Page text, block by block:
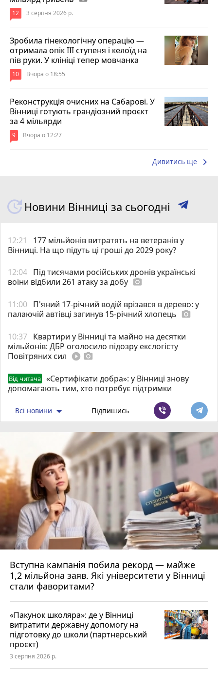
12 3 серпня 2026 р.
Зробила гінекологічну операцію —
отримала опік ІІІ ступеня і келоїд на
пів руки. У клініці тепер мовчанка
10 Вчора о 18:55
Реконструкція очисних на Сабарові. У
Вінниці готують грандіозний проєкт
за 4 мільярди
9 Вчора о 12:27
Дивитись ще keyboard_arrow_right
Новини Вінниці за сьогодні
12:21
177 мільйонів витратять на ветеранів у
Вінниці. На що підуть ці гроші до 2029 року?
12:04 Під тисячами російських дронів українські
воїни відбили 261 атаку за добу photo_camera
11:00 П'яний 17-річний водій врізався в дерево: у
палаючій автівці загинув 15-річний хлопець photo_camera
10:37 Квартири у Вінниці та майно на десятки
мільйонів: ДБР оголосило підозру екслогісту
Повітряних сил play_circle_filled photo_camera
Від читача
«Сертифікати добра»: у Вінниці знову
допомагають тим, хто потребує підтримки
Всі новини Підпишись
Вступна кампанія побила рекорд — майже
1,2 мільйона заяв. Які університети у Вінниці
стали фаворитами?
«Пакунок школяра»: де у Вінниці
витратити державну допомогу на
підготовку до школи (партнерський
проєкт)
3 серпня 2026 р.